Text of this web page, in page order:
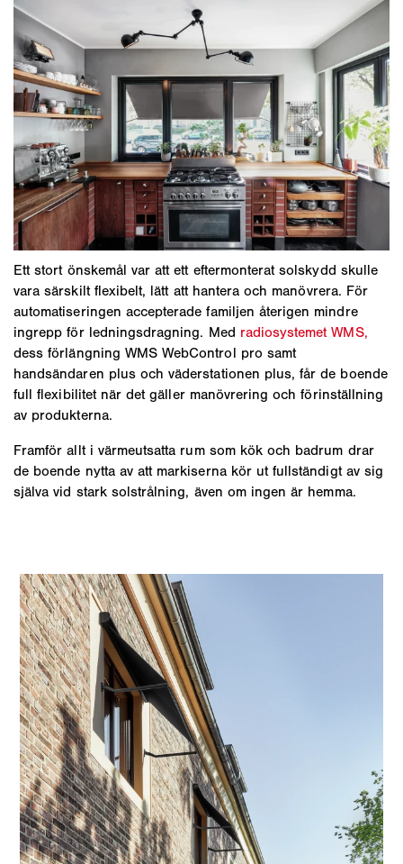
Ett stort önskemål var att ett eftermonterat solskydd skulle
vara särskilt flexibelt, lätt att hantera och manövrera. För
automatiseringen accepterade familjen återigen mindre
ingrepp för ledningsdragning. Med radiosystemet WMS,
dess förlängning WMS WebControl pro samt
handsändaren plus och väderstationen plus, får de boende
full flexibilitet när det gäller manövrering och förinställning
av produkterna.
Framför allt i värmeutsatta rum som kök och badrum drar
de boende nytta av att markiserna kör ut fullständigt av sig
själva vid stark solstrålning, även om ingen är hemma.